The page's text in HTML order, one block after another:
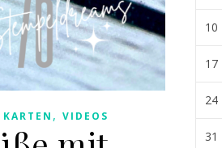
, VIDEOS
10
17
24
31